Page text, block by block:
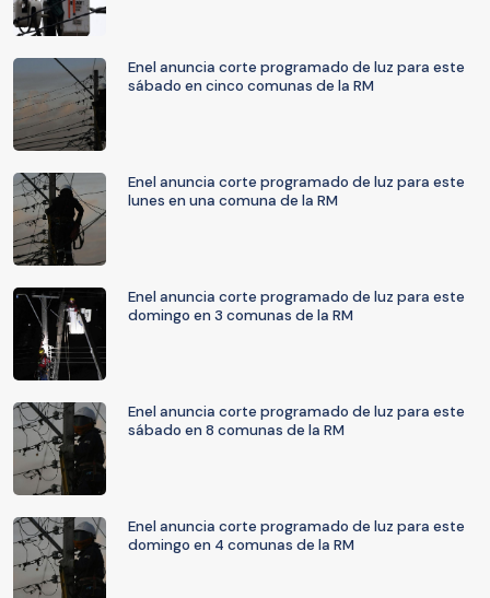
Enel anuncia corte programado de luz para este
sábado en cinco comunas de la RM
Enel anuncia corte programado de luz para este
lunes en una comuna de la RM
Enel anuncia corte programado de luz para este
domingo en 3 comunas de la RM
Enel anuncia corte programado de luz para este
sábado en 8 comunas de la RM
Enel anuncia corte programado de luz para este
domingo en 4 comunas de la RM